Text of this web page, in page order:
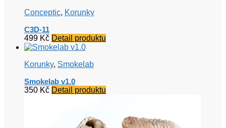
Conceptic, Korunky
C3D-11
499 Kč Detail produktu
Korunky, Smokelab
Smokelab v1.0
350 Kč Detail produktu